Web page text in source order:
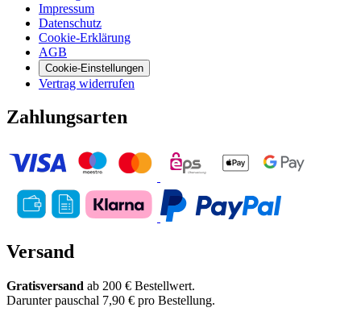
Impressum
Datenschutz
Cookie-Erklärung
AGB
Cookie-Einstellungen
Vertrag widerrufen
Zahlungsarten
Versand
Gratisversand ab 200 € Bestellwert.
Darunter pauschal 7,90 € pro Bestellung.